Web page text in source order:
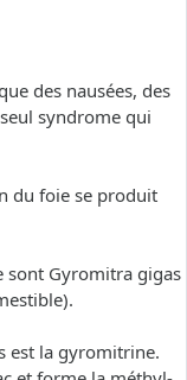
des nausées, des
syndrome qui
du foie se produit
sont Gyromitra gigas
est la gyromitrine.